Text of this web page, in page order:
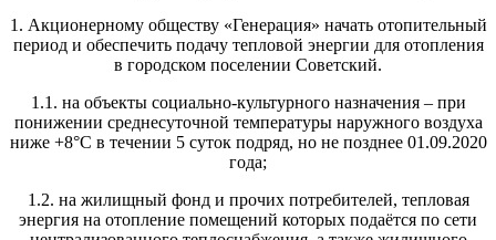
1. Акционерному обществу «Генерация» начать отопительный
период и обеспечить подачу тепловой энергии для отопления
в городском поселении Советский.
1.1. на объекты социально-культурного назначения – при
понижении среднесуточной температуры наружного воздуха
ниже +8°С в течении 5 суток подряд, но не позднее 01.09.2020
года;
1.2. на жилищный фонд и прочих потребителей, тепловая
энергия на отопление помещений которых подаётся по сети